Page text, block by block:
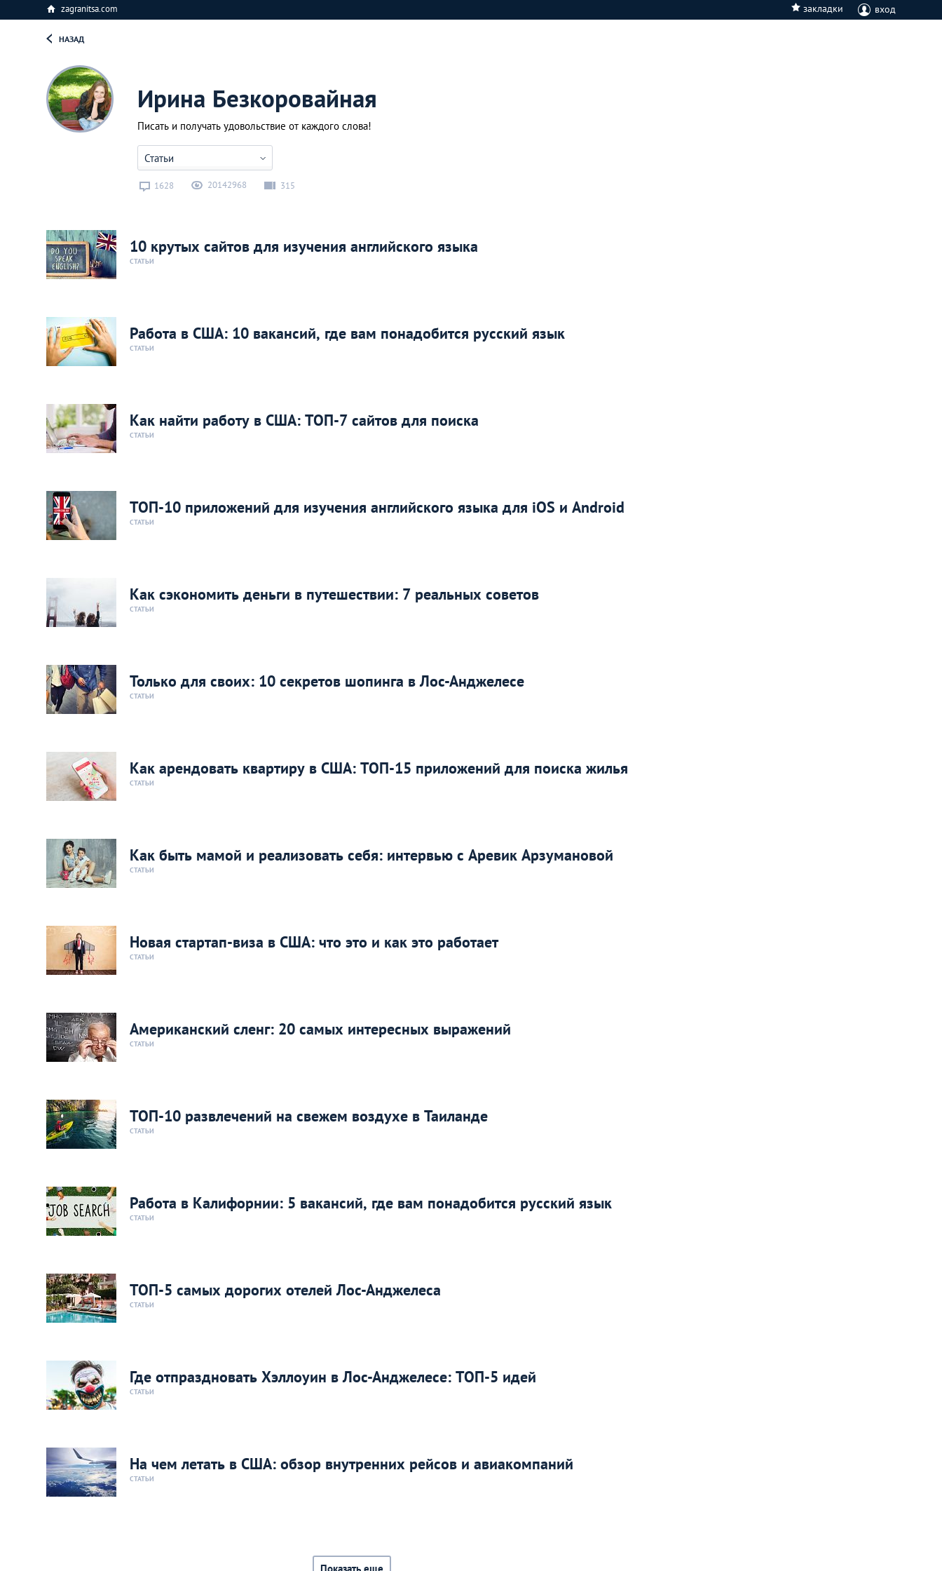
zagranitsa.com закладки вход
НАЗАД
Ирина Безкоровайная
Писать и получать удовольствие от каждого слова!
Статьи
1628 20142968 315
10 крутых сайтов для изучения английского языка
СТАТЬИ
Работа в США: 10 вакансий, где вам понадобится русский язык
СТАТЬИ
Как найти работу в США: ТОП-7 сайтов для поиска
СТАТЬИ
ТОП-10 приложений для изучения английского языка для iOS и Android
СТАТЬИ
Как сэкономить деньги в путешествии: 7 реальных советов
СТАТЬИ
Только для своих: 10 секретов шопинга в Лос-Анджелесе
СТАТЬИ
Как арендовать квартиру в США: ТОП-15 приложений для поиска жилья
СТАТЬИ
Как быть мамой и реализовать себя: интервью с Аревик Арзумановой
СТАТЬИ
Новая стартап-виза в США: что это и как это работает
СТАТЬИ
Американский сленг: 20 самых интересных выражений
СТАТЬИ
ТОП-10 развлечений на свежем воздухе в Таиланде
СТАТЬИ
Работа в Калифорнии: 5 вакансий, где вам понадобится русский язык
СТАТЬИ
ТОП-5 самых дорогих отелей Лос-Анджелеса
СТАТЬИ
Где отпраздновать Хэллоуин в Лос-Анджелесе: ТОП-5 идей
СТАТЬИ
На чем летать в США: обзор внутренних рейсов и авиакомпаний
СТАТЬИ